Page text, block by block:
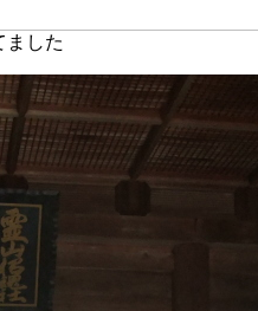
ました